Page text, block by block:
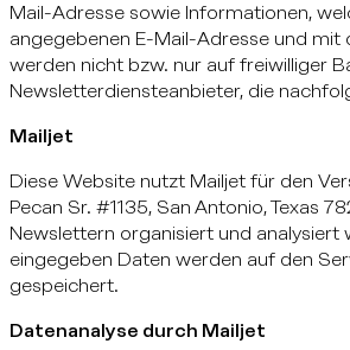
Mail-Adresse sowie Informationen,
angegebenen E-Mail-Adresse und
werden nicht bzw. nur auf freiwilliger
Newsletterdiensteanbieter, die
Mailjet
Diese Website nutzt Mailjet für den
Pecan Sr. #1135, San Antonio, Texas
Newslettern organisiert und analysiert
eingegeben Daten werden auf den
gespeichert.
Datenanalyse durch Mailjet